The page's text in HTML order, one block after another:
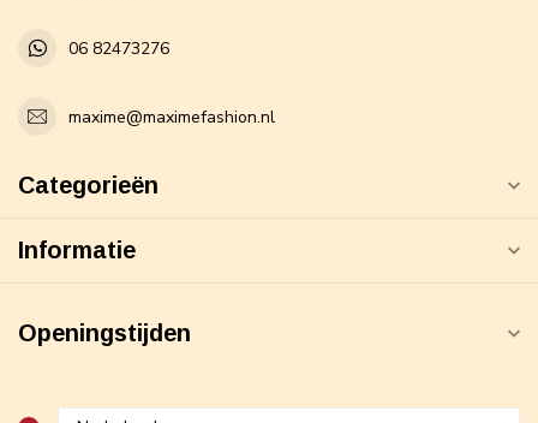
06 82473276
maxime@maximefashion.nl
Categorieën
Informatie
Openingstijden